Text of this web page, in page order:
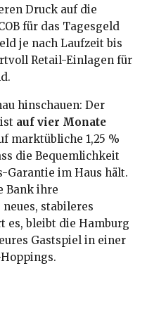
Druck auf die
für das Tagesgeld
je nach Laufzeit bis
Retail-Einlagen für
hinschauen: Der
auf vier Monate
marktübliche 1,25 %
die Bequemlichkeit
Garantie im Haus hält.
Bank ihre
stabileres
es, bleibt die Hamburg
Gastspiel in einer